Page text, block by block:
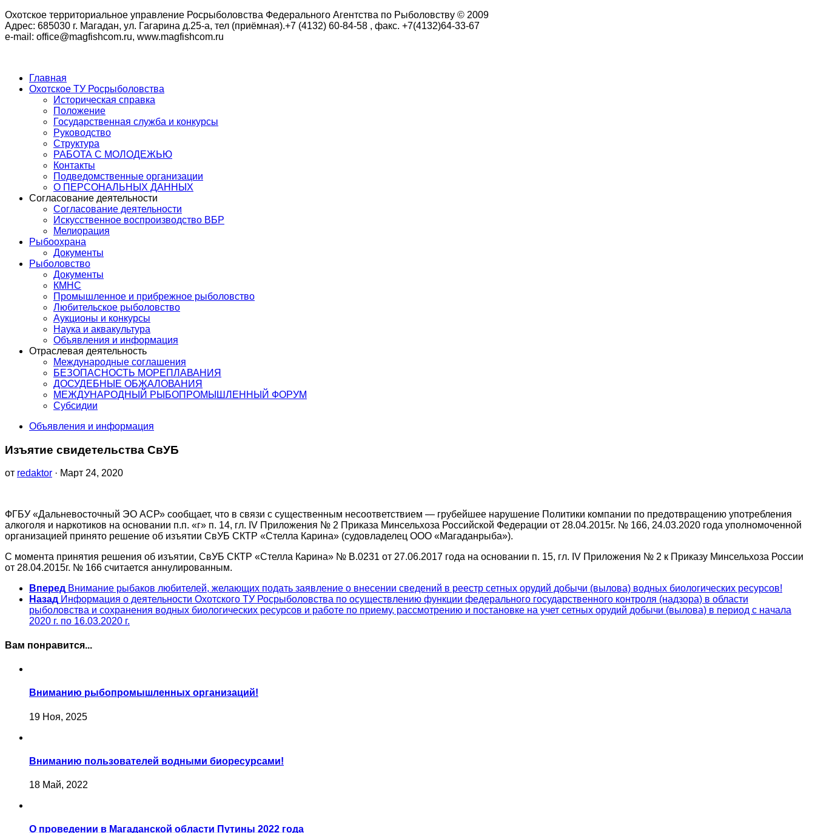
Охотское территориальное управление Росрыболовства Федерального Агентства по Рыболовству © 2009
Адрес: 685030 г. Магадан, ул. Гагарина д.25-а, тел (приёмная).+7 (4132) 60-84-58 , факс. +7(4132)64-33-67
e-mail: office@magfishcom.ru, www.magfishcom.ru
Главная
Охотское ТУ Росрыболовства
Историческая справка
Положение
Государственная служба и конкурсы
Руководство
Структура
РАБОТА С МОЛОДЕЖЬЮ
Контакты
Подведомственные организации
О ПЕРСОНАЛЬНЫХ ДАННЫХ
Согласование деятельности
Согласование деятельности
Искусственное воспроизводство ВБР
Мелиорация
Рыбоохрана
Документы
Рыболовство
Документы
КМНС
Промышленное и прибрежное рыболовство
Любительское рыболовство
Аукционы и конкурсы
Наука и аквакультура
Объявления и информация
Отраслевая деятельность
Международные соглашения
БЕЗОПАСНОСТЬ МОРЕПЛАВАНИЯ
ДОСУДЕБНЫЕ ОБЖАЛОВАНИЯ
МЕЖДУНАРОДНЫЙ РЫБОПРОМЫШЛЕННЫЙ ФОРУМ
Субсидии
Объявления и информация
Изъятие свидетельства СвУБ
от redaktor · Март 24, 2020
ФГБУ «Дальневосточный ЭО АСР» сообщает, что в связи с существенным несоответствием — грубейшее нарушение Политики компании по предотвращению употребления
алкоголя и наркотиков на основании п.п. «г» п. 14, гл. IV Приложения № 2 Приказа Минсельхоза Российской Федерации от 28.04.2015г. № 166, 24.03.2020 года уполномоченной
организацией принято решение об изъятии СвУБ СКТР «Стелла Карина» (судовладелец ООО «Магаданрыба»).
С момента принятия решения об изъятии, СвУБ СКТР «Стелла Карина» № В.0231 от 27.06.2017 года на основании п. 15, гл. IV Приложения № 2 к Приказу Минсельхоза России
от 28.04.2015г. № 166 считается аннулированным.
Вперед Внимание рыбаков любителей, желающих подать заявление о внесении сведений в реестр сетных орудий добычи (вылова) водных биологических ресурсов!
Назад Информация о деятельности Охотского ТУ Росрыболовства по осуществлению функции федерального государственного контроля (надзора) в области
рыболовства и сохранения водных биологических ресурсов и работе по приему, рассмотрению и постановке на учет сетных орудий добычи (вылова) в период с начала
2020 г. по 16.03.2020 г.
Вам понравится...
Вниманию рыбопромышленных организаций!
19 Ноя, 2025
Вниманию пользователей водными биоресурсами!
18 Май, 2022
О проведении в Магаданской области Путины 2022 года